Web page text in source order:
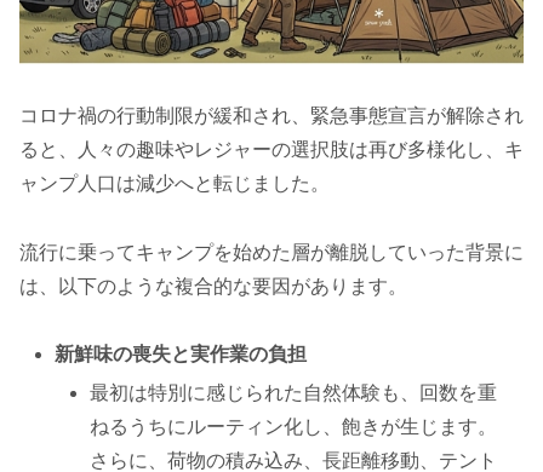
コロナ禍の行動制限が緩和され、緊急事態宣言が解除され
ると、人々の趣味やレジャーの選択肢は再び多様化し、キ
ャンプ人口は減少へと転じました。
流行に乗ってキャンプを始めた層が離脱していった背景に
は、以下のような複合的な要因があります。
新鮮味の喪失と実作業の負担
最初は特別に感じられた自然体験も、回数を重
ねるうちにルーティン化し、飽きが生じます。
さらに、荷物の積み込み、長距離移動、テント